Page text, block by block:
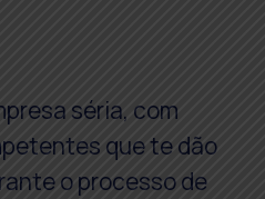
séria, com
que te dão
o processo de